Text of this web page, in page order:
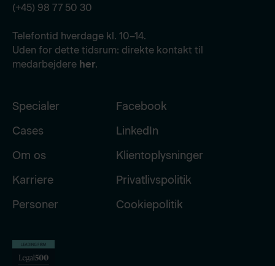
(+45) 98 77 50 30
Telefontid hverdage kl. 10–14.
Uden for dette tidsrum: direkte kontakt til
medarbejdere her.
Specialer
Cases
Om os
Karriere
Personer
Facebook
LinkedIn
Klientoplysninger
Privatlivspolitik
Cookiepolitik